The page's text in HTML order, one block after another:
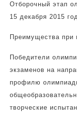
Отборочный этап
15 декабря 2015
Преимущества при
Победители
экзаменов на
профилю
творческие